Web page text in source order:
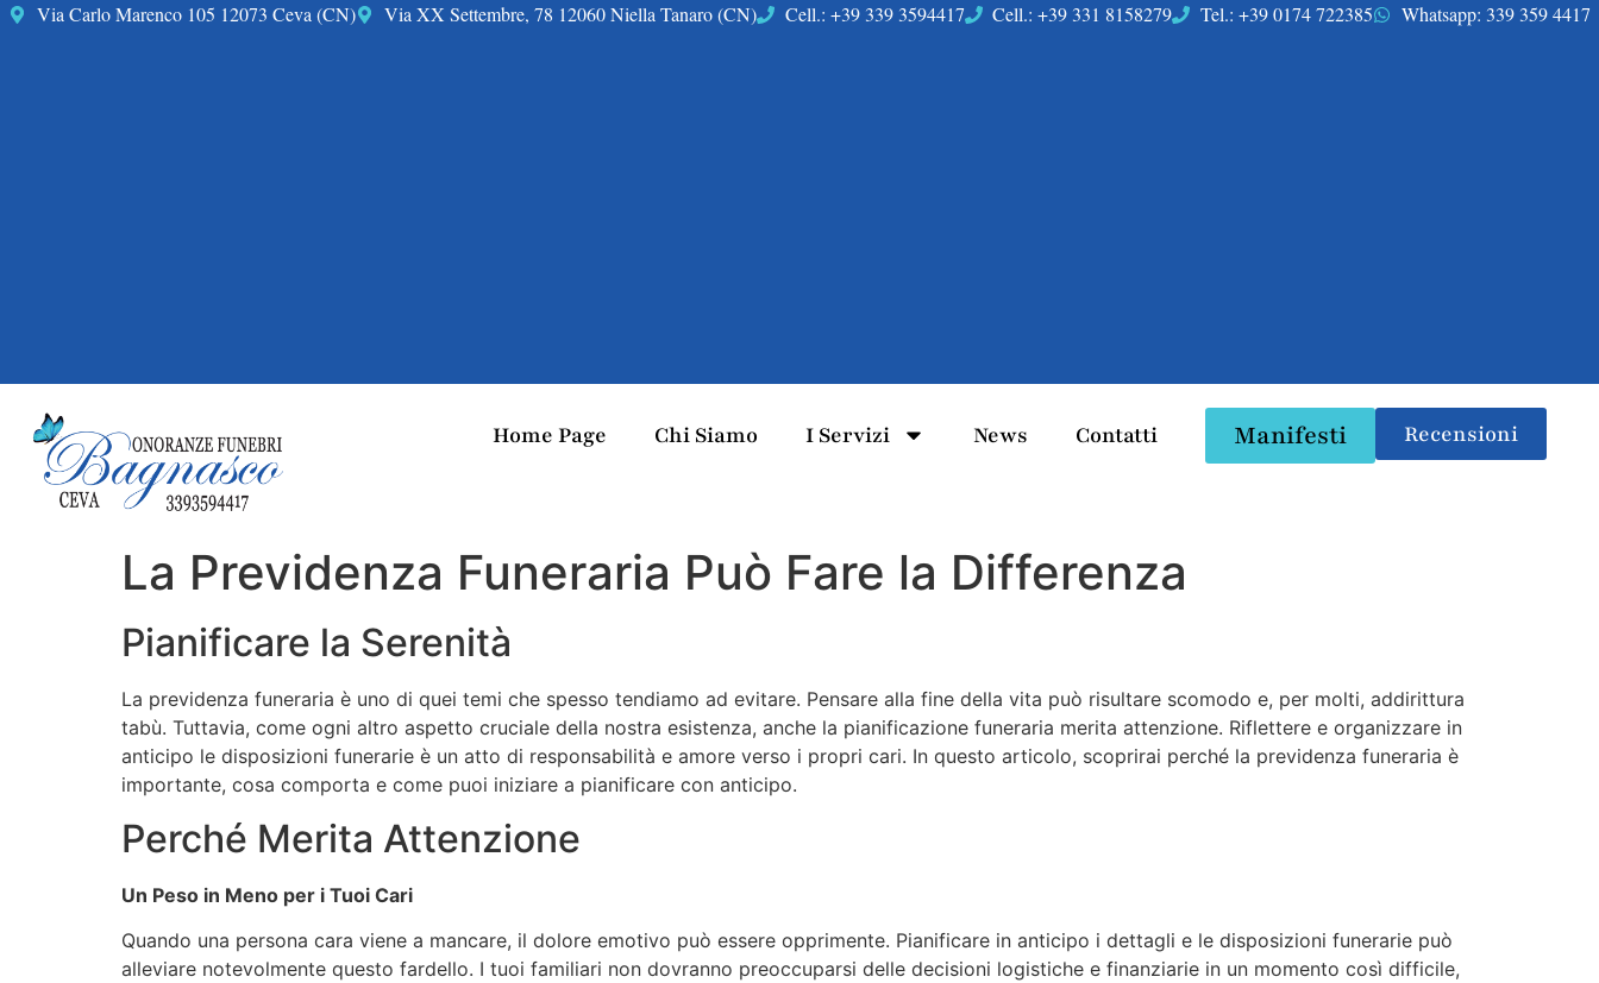
Via Carlo Marenco 105 12073 Ceva (CN) Via XX Settembre, 78 12060 Niella Tanaro (CN) Cell.: +39 339 3594417 Cell.: +39 331 8158279 Tel.: +39 0174 722385 Whatsapp: 339 359 4417
Home Page Chi Siamo I Servizi News Contatti Manifesti Recensioni
La Previdenza Funeraria Può Fare la Differenza
Pianificare la Serenità
La previdenza funeraria è uno di quei temi che spesso tendiamo ad evitare. Pensare alla fine della vita può risultare scomodo e, per molti, addirittura
tabù. Tuttavia, come ogni altro aspetto cruciale della nostra esistenza, anche la pianificazione funeraria merita attenzione. Riflettere e organizzare in
anticipo le disposizioni funerarie è un atto di responsabilità e amore verso i propri cari. In questo articolo, scoprirai perché la previdenza funeraria è
importante, cosa comporta e come puoi iniziare a pianificare con anticipo.
Perché Merita Attenzione
Un Peso in Meno per i Tuoi Cari
Quando una persona cara viene a mancare, il dolore emotivo può essere opprimente. Pianificare in anticipo i dettagli e le disposizioni funerarie può
alleviare notevolmente questo fardello. I tuoi familiari non dovranno preoccuparsi delle decisioni logistiche e finanziarie in un momento così difficile,